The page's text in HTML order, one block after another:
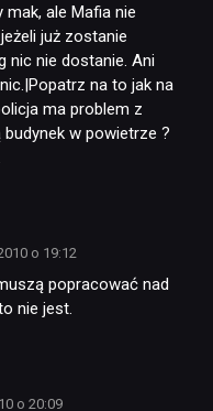
ale Mafia nie
już zostanie
nic nie dostanie. Ani
na to jak na
ma problem z
w powietrze ?
o 19:12
popracować nad
nie jest.
o 20:09